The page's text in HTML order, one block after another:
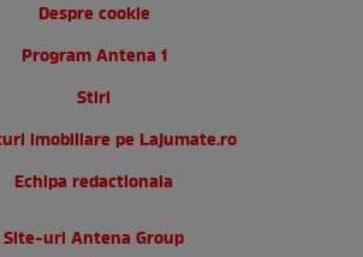
Despre cookie
Program Antena 1
Stiri
imobiliare pe Lajumate.ro
Echipa redactionala
Site-uri Antena Group